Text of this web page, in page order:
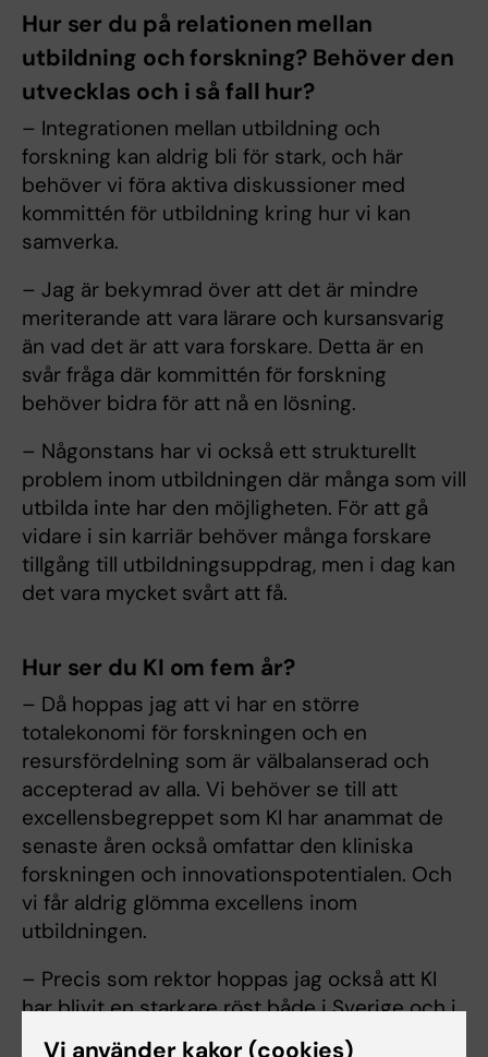
Hur ser du på relationen mellan
utbildning och forskning? Behöver den
utvecklas och i så fall hur?
– Integrationen mellan utbildning och
forskning kan aldrig bli för stark, och här
behöver vi föra aktiva diskussioner med
kommittén för utbildning kring hur vi kan
samverka.
– Jag är bekymrad över att det är mindre
meriterande att vara lärare och kursansvarig
än vad det är att vara forskare. Detta är en
svår fråga där kommittén för forskning
behöver bidra för att nå en lösning.
– Någonstans har vi också ett strukturellt
problem inom utbildningen där många som vill
utbilda inte har den möjligheten. För att gå
vidare i sin karriär behöver många forskare
tillgång till utbildningsuppdrag, men i dag kan
det vara mycket svårt att få.
Hur ser du KI om fem år?
– Då hoppas jag att vi har en större
totalekonomi för forskningen och en
resursfördelning som är välbalanserad och
accepterad av alla. Vi behöver se till att
excellensbegreppet som KI har anammat de
senaste åren också omfattar den kliniska
forskningen och innovationspotentialen. Och
vi får aldrig glömma excellens inom
utbildningen.
– Precis som rektor hoppas jag också att KI
har blivit en starkare röst både i Sverige och i
omvärlden genom att delta i
Vi använder kakor (cookies)